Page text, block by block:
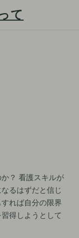
て
？ 看護スキルが
るはずだと信じ
れば自分の限界
得しようとして